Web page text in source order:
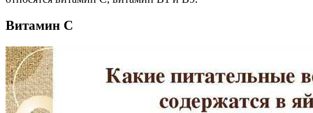
Витамин C